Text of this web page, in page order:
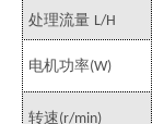
处理流量 L/H
电机功率(W)
转速(r/min)